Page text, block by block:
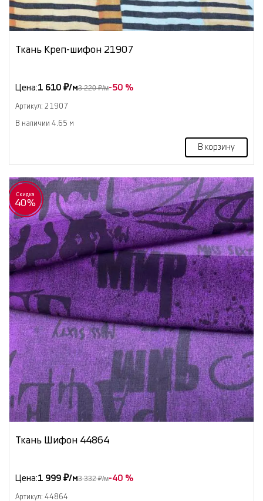
Ткань Креп-шифон 21907
Цена:1 610 ₽/м3 220 ₽/м-50 %
Артикул: 21907
В наличии 4.65 м
В корзину
Скидка
40%
Ткань Шифон 44864
Цена:1 999 ₽/м3 332 ₽/м-40 %
Артикул: 44864